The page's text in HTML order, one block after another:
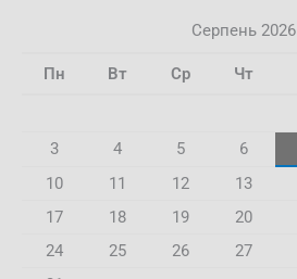
Серпень 2026
Пн Вт Ср Чт
3
4 5 6
10
11 12 13
17
18 19 20
24
25 26 27